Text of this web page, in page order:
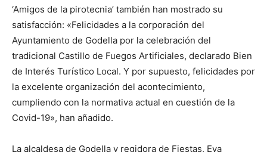
‘Amigos de la pirotecnia’ también han mostrado su
satisfacción: «Felicidades a la corporación del
Ayuntamiento de Godella por la celebración del
tradicional Castillo de Fuegos Artificiales, declarado Bien
de Interés Turístico Local. Y por supuesto, felicidades por
la excelente organización del acontecimiento,
cumpliendo con la normativa actual en cuestión de la
Covid-19», han añadido.
La alcaldesa de Godella y regidora de Fiestas, Eva